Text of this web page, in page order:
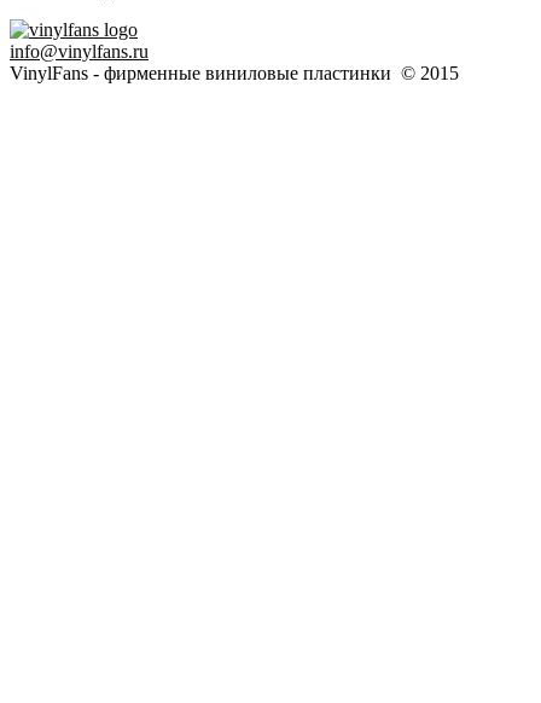
info@vinylfans.ru
VinylFans - фирменные виниловые пластинки © 2015